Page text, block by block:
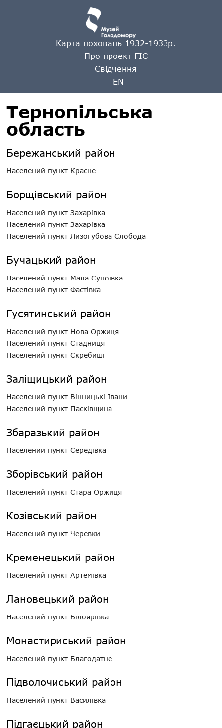
Карта поховань 1932-1933р.
Про проект ГІС
Свідчення
EN
Тернопільська
область
Бережанський район
Населений пункт Красне
Борщівський район
Населений пункт Захарівка
Населений пункт Захарівка
Населений пункт Лизогубова Слобода
Бучацький район
Населений пункт Мала Супоївка
Населений пункт Фастівка
Гусятинський район
Населений пункт Нова Оржиця
Населений пункт Стадниця
Населений пункт Скребиші
Заліщицький район
Населений пункт Вінницькі Івани
Населений пункт Пасківщина
Збаразький район
Населений пункт Середівка
Зборівський район
Населений пункт Стара Оржиця
Козівський район
Населений пункт Черевки
Кременецький район
Населений пункт Артемівка
Лановецький район
Населений пункт Білоярівка
Монастириський район
Населений пункт Благодатне
Підволочиський район
Населений пункт Василівка
Підгаєцький район